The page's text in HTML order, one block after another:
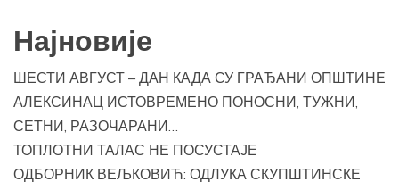
Најновије
ШЕСТИ АВГУСТ – ДАН КАДА СУ ГРАЂАНИ ОПШТИНЕ
АЛЕКСИНАЦ ИСТОВРЕМЕНО ПОНОСНИ, ТУЖНИ,
СЕТНИ, РАЗОЧАРАНИ…
ТОПЛОТНИ ТАЛАС НЕ ПОСУСТАЈЕ
ОДБОРНИК ВЕЉКОВИЋ: ОДЛУКА СКУПШТИНСКЕ